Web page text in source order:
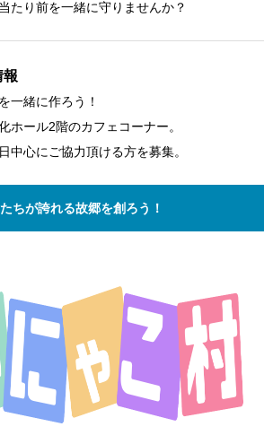
たり前を一緒に守りませんか？
報
一緒に作ろう！
ホール2階のカフェコーナー。
中心にご協力頂ける方を募集。
ちが誇れる故郷を創ろう！